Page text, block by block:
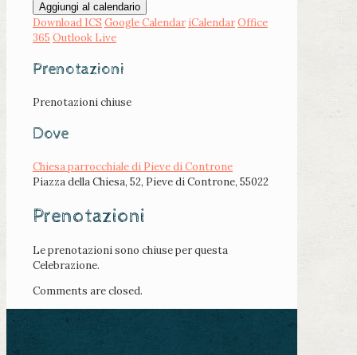
Aggiungi al calendario
Download ICS Google Calendar iCalendarOffice
365 Outlook Live
Prenotazioni
Prenotazioni chiuse
Dove
Chiesa parrocchiale di Pieve di Controne
Piazza della Chiesa, 52, Pieve di Controne, 55022
Prenotazioni
Le prenotazioni sono chiuse per questa
Celebrazione.
Comments are closed.